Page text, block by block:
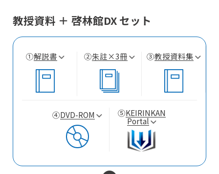
教授資料 ＋ 啓林館DX セット
①解説書 ②朱註×3冊 ③教授資料集
④DVD-ROM ⑤KEIRINKAN
Portal